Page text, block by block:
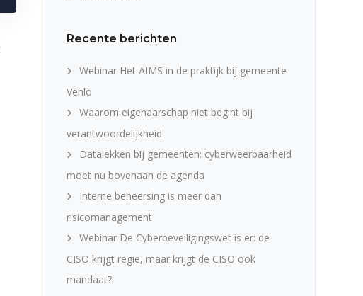
Recente berichten
Webinar Het AIMS in de praktijk bij gemeente
Venlo
Waarom eigenaarschap niet begint bij
verantwoordelijkheid
Datalekken bij gemeenten: cyberweerbaarheid
moet nu bovenaan de agenda
Interne beheersing is meer dan
risicomanagement
Webinar De Cyberbeveiligingswet is er: de
CISO krijgt regie, maar krijgt de CISO ook
mandaat?